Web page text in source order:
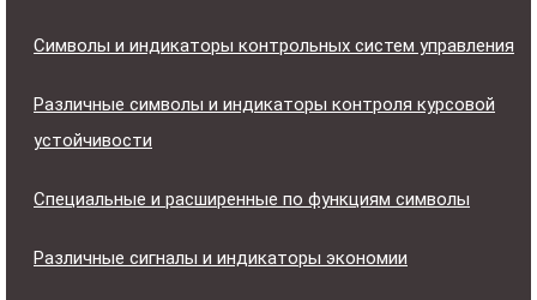
Символы и индикаторы контрольных систем управления
Различные символы и индикаторы контроля курсовой
устойчивости
Специальные и расширенные по функциям символы
Различные сигналы и индикаторы экономии